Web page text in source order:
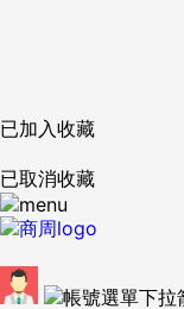
已加入收藏
已取消收藏